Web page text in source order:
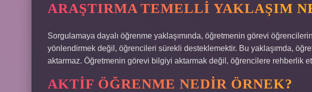
ARAŞTIRMA TEMELLI YAKLAŞIM
Sorgulamaya dayalı öğrenme yaklaşımında, öğretmenin görevi
yönlendirmek değil, öğrencileri sürekli desteklemektir. Bu yaklaşımda,
aktarmaz. Öğretmenin görevi bilgiyi aktarmak değil, öğrencilere rehberlik
AKTIF ÖĞRENME NEDIR ÖRNEK?